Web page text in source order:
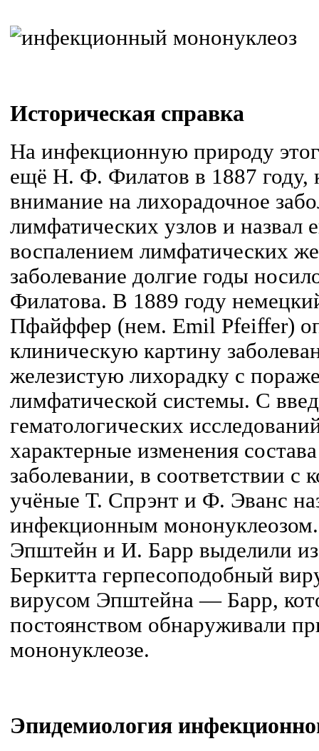
Историческая справка
На инфекционную природу
ещё Н. Ф. Филатов в 1887 году,
внимание на лихорадочное
лимфатических узлов и назвал
воспалением лимфатических
заболевание долгие годы
Филатова. В 1889 году
Пфайффер (нем. Emil Pfeiffer)
клиническую картину
железистую лихорадку с
лимфатической системы. С
гематологических
характерные изменения
заболевании, в соответствии с
учёные Т. Спрэнт и Ф. Эванс
инфекционным
Эпштейн и И. Барр выделили
Беркитта герпесоподобный
вирусом Эпштейна — Барр,
постоянством обнаруживали
мононуклеозе.
Эпидемиология